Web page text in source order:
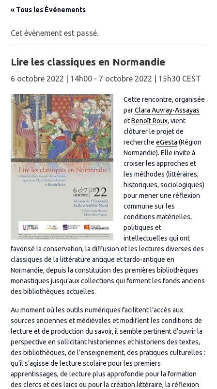
« Tous les Évènements
Cet évènement est passé.
Lire les classiques en Normandie
6 octobre 2022 | 14h00 - 7 octobre 2022 | 15h30 CEST
Cette rencontre, organisée
parClara Auvray-Assayas
etBenoît Roux, vient
clôturer le projet de
rechercheeGesta (Région
Normandie). Elle invite à
croiser les approches et
les méthodes (littéraires,
historiques, sociologiques)
pour mener une réflexion
commune sur les
conditions matérielles,
politiques et
intellectuelles qui ont
favorisé la conservation, la diffusion et les lectures diverses des
classiques de la littérature antique et tardo-antique en
Normandie, depuis la constitution des premières bibliothèques
monastiques jusqu’aux collections qui forment les fonds anciens
des bibliothèques actuelles.
Au moment où les outils numériques facilitent l’accès aux
sources anciennes et médiévales et modifient les conditions de
lecture et de production du savoir, il semble pertinent d’ouvrir la
perspective en sollicitant historiennes et historiens des textes,
des bibliothèques, de l’enseignement, des pratiques culturelles :
qu’il s’agisse de lecture scolaire pour les premiers
apprentissages, de lecture plus approfondie pour la formation
des clercs et des laïcs ou pour la création littéraire, la réflexion